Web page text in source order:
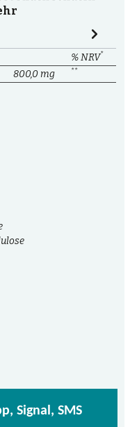
% NRV*
800,0 mg **
Signal, SMS